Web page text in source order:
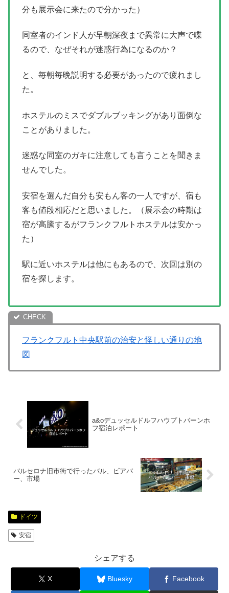
分も展示会に来たので分かった）
同室者のインド人が早朝深夜まで異常に大声で喋
るので、なぜそれが迷惑行為になるのか？
と、毎朝毎晩説明する必要があったので疲れまし
た。
ホステルのミスでダブルブッキングがあり面倒な
ことがありました。
迷惑な同室のガキに注意しても言うことを聞きま
せんでした。
安宿を選んだ自分も安もん客の一人ですが、宿も
客も値段相応だと思いました。（展示会の時期は
宿が高騰するがフランクフルトホステルは安かっ
た）
駅に近いホステルは他にもあるので、次回は別の
宿を探します。
フランクフルト中央駅前の治安と怪しい通りの地
図
a&oデュッセルドルフハウプトバーンホ
フ宿泊レポート
バルセロナ旧市街で行ったバル、ビアバ
ー、市場
ドイツ
安宿
シェアする
X Bluesky Facebook